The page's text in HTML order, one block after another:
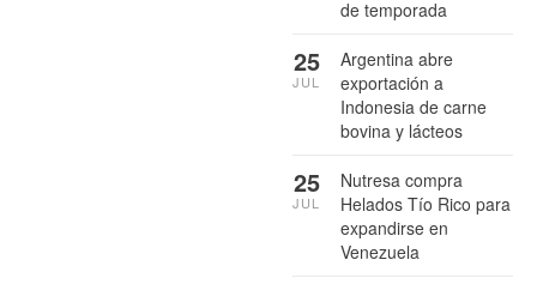
de temporada
Argentina abre
exportación a
Indonesia de carne
bovina y lácteos
25
JUL
Nutresa compra
Helados Tío Rico para
expandirse en
Venezuela
25
JUL